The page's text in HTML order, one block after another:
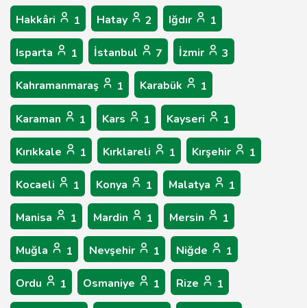
Hakkâri 1 Hatay 2 Iğdır 1
Isparta 1 İstanbul 7 İzmir 3
Kahramanmaraş 1 Karabük 1
Karaman 1 Kars 1 Kayseri 1
Kırıkkale 1 Kırklareli 1 Kırşehir 1
Kocaeli 1 Konya 1 Malatya 1
Manisa 1 Mardin 1 Mersin 1
Muğla 1 Nevşehir 1 Niğde 1
Ordu 1 Osmaniye 1 Rize 1